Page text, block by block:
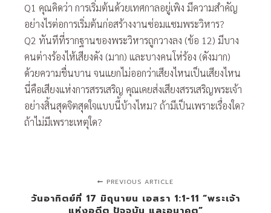
Q1 คุณคิดว่า การเริ่มต้นด้วยเทศกาลอยู่เพิง มีความสำคัญ
อย่างไรต่อการเริ่มต้นก่อสร้างงานซ่อมแซมพระวิหาร?
Q2 ทันทีที่รากฐานของพระวิหารถูกวางลง (ข้อ 12) มีบาง
คนต่างร้องไห้เสียงดัง (มาก) และบางคนโห่ร้อง (ดังมาก)
ด้วยความชื่นบาน จนแยกไม่ออกว่าเสียงไหนเป็นเสียงไหน
นี่คือเสียงแห่งการสรรเสริญ คุณเคยส่งเสียงสรรเสริญพระเจ้า
อย่างสิ้นสุดจิตสุดใจแบบนี้บ้างไหม? ถ้ามีเป็นเพราะเรื่องใด?
ถ้าไม่มีเพราะเหตุใด?
PREVIOUS ARTICLE
วันอาทิตย์ที่ 17 มิถุนายน เอสรา 1:1-11 “พระเจ้า